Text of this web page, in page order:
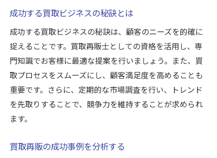
成功する買取ビジネスの秘訣とは
成功する買取ビジネスの秘訣は、顧客のニーズを的確に
捉えることです。買取再販士としての資格を活用し、専
門知識でお客様に最適な提案を行いましょう。また、買
取プロセスをスムーズにし、顧客満足度を高めることも
重要です。さらに、定期的な市場調査を行い、トレンド
を先取りすることで、競争力を維持することが求められ
ます。
買取再販の成功事例を分析する